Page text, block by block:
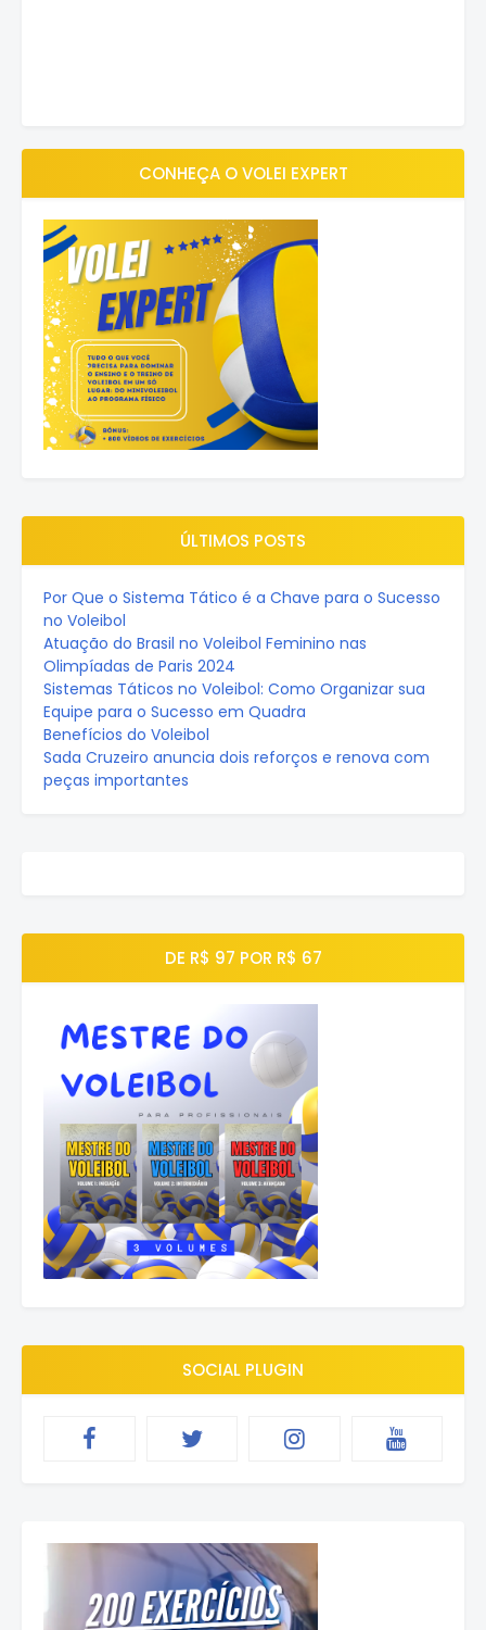
CONHEÇA O VOLEI EXPERT
ÚLTIMOS POSTS
Por Que o Sistema Tático é a Chave para o Sucesso
no Voleibol
Atuação do Brasil no Voleibol Feminino nas
Olimpíadas de Paris 2024
Sistemas Táticos no Voleibol: Como Organizar sua
Equipe para o Sucesso em Quadra
Benefícios do Voleibol
Sada Cruzeiro anuncia dois reforços e renova com
peças importantes
DE R$ 97 POR R$ 67
SOCIAL PLUGIN